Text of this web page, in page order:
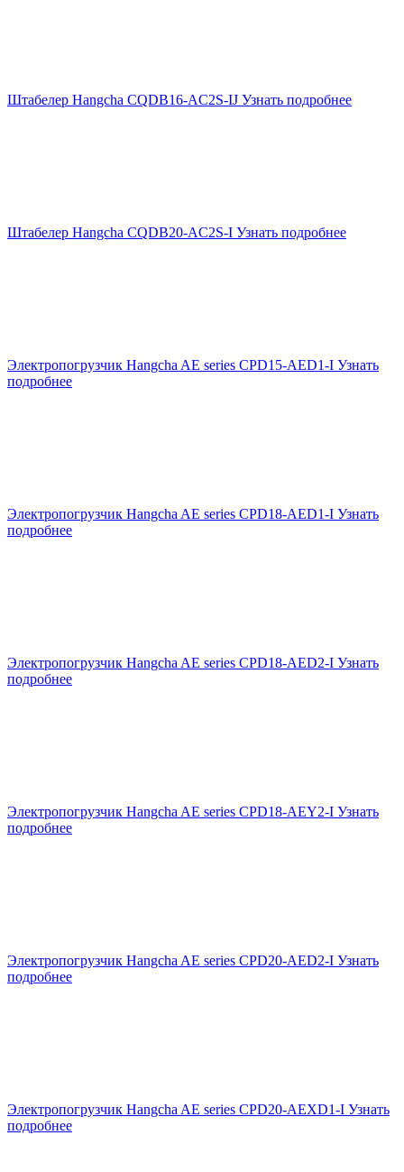
Штабелер Hangcha CQDB16-AС2S-IJ Узнать подробнее
Штабелер Hangcha CQDB20-AС2S-I Узнать подробнее
Электропогрузчик Hangcha AE series CPD15-AED1-I Узнать
подробнее
Электропогрузчик Hangcha AE series CPD18-AED1-I Узнать
подробнее
Электропогрузчик Hangcha AE series CPD18-AED2-I Узнать
подробнее
Электропогрузчик Hangcha AE series CPD18-AEY2-I Узнать
подробнее
Электропогрузчик Hangcha AE series CPD20-AED2-I Узнать
подробнее
Электропогрузчик Hangcha AE series CPD20-AEXD1-I Узнать
подробнее